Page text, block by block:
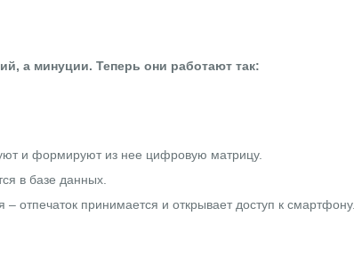
а минуции. Теперь они работают так:
и формируют из нее цифровую матрицу.
в базе данных.
отпечаток принимается и открывает доступ к смартфону.